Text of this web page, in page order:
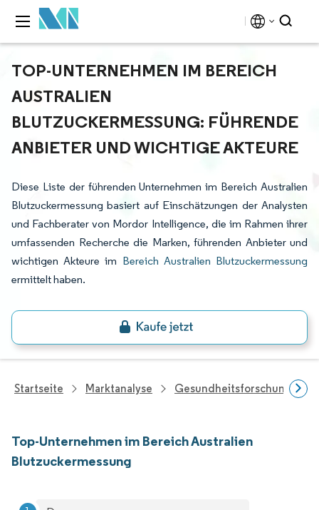
TOP-UNTERNEHMEN IM BEREICH
AUSTRALIEN
BLUTZUCKERMESSUNG: FÜHRENDE
ANBIETER UND WICHTIGE AKTEURE
Diese Liste der führenden Unternehmen im Bereich Australien
Blutzuckermessung basiert auf Einschätzungen der Analysten
und Fachberater von Mordor Intelligence, die im Rahmen ihrer
umfassenden Recherche die Marken, führenden Anbieter und
wichtigen Akteure im Bereich Australien Blutzuckermessung
ermittelt haben.
Startseite Marktanalyse Gesundheitsforschung
Top-Unternehmen im Bereich Australien
Blutzuckermessung